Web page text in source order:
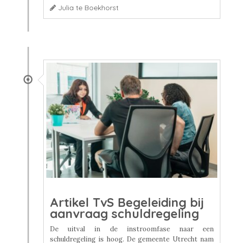
Julia te Boekhorst
Artikel TvS Begeleiding bij
aanvraag schuldregeling
De uitval in de instroomfase naar een
schuldregeling is hoog. De gemeente Utrecht nam